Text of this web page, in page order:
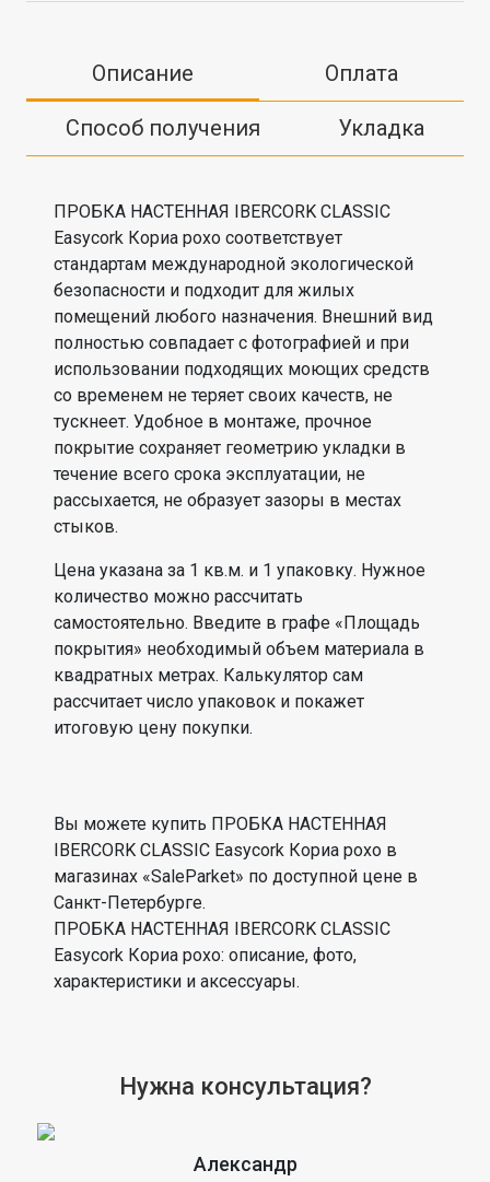
Описание Оплата
Способ получения Укладка
ПРОБКА НАСТЕННАЯ IBERCORK CLASSIC
Easycork Кориа рохо соответствует
стандартам международной экологической
безопасности и подходит для жилых
помещений любого назначения. Внешний вид
полностью совпадает с фотографией и при
использовании подходящих моющих средств
со временем не теряет своих качеств, не
тускнеет. Удобное в монтаже, прочное
покрытие сохраняет геометрию укладки в
течение всего срока эксплуатации, не
рассыхается, не образует зазоры в местах
стыков.
Цена указана за 1 кв.м. и 1 упаковку. Нужное
количество можно рассчитать
самостоятельно. Введите в графе «Площадь
покрытия» необходимый объем материала в
квадратных метрах. Калькулятор сам
рассчитает число упаковок и покажет
итоговую цену покупки.
Вы можете купить ПРОБКА НАСТЕННАЯ
IBERCORK CLASSIC Easycork Кориа рохо в
магазинах «SaleParket» по доступной цене в
Санкт-Петербурге.
ПРОБКА НАСТЕННАЯ IBERCORK CLASSIC
Easycork Кориа рохо: описание, фото,
характеристики и аксессуары.
Нужна консультация?
Александр